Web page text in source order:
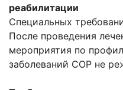
реабилитации
Специальных
После проведения
мероприятия по
заболеваний СОР не